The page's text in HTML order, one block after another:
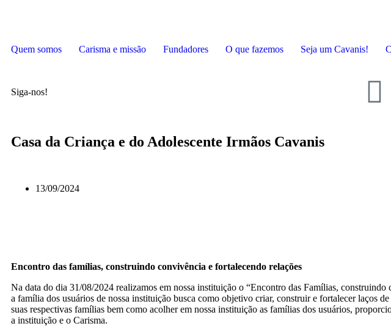
Quem somos Carisma e missão Fundadores O que fazemos Seja um Cavanis!
Siga-nos!
Casa da Criança e do Adolescente Irmãos Cavanis
13/09/2024
Encontro das famílias, construindo convivência e fortalecendo relações
Na data do dia 31/08/2024 realizamos em nossa instituição o “Encontro das Famílias,
a família dos usuários de nossa instituição busca como objetivo criar, construir e fortalecer laços
suas respectivas famílias bem como acolher em nossa instituição as famílias dos usuários,
a instituição e o Carisma.